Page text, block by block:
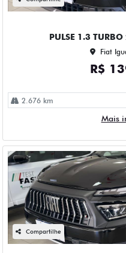
PULSE 1.3
Fiat
R$
2.676 km
Mais
Compartilhe